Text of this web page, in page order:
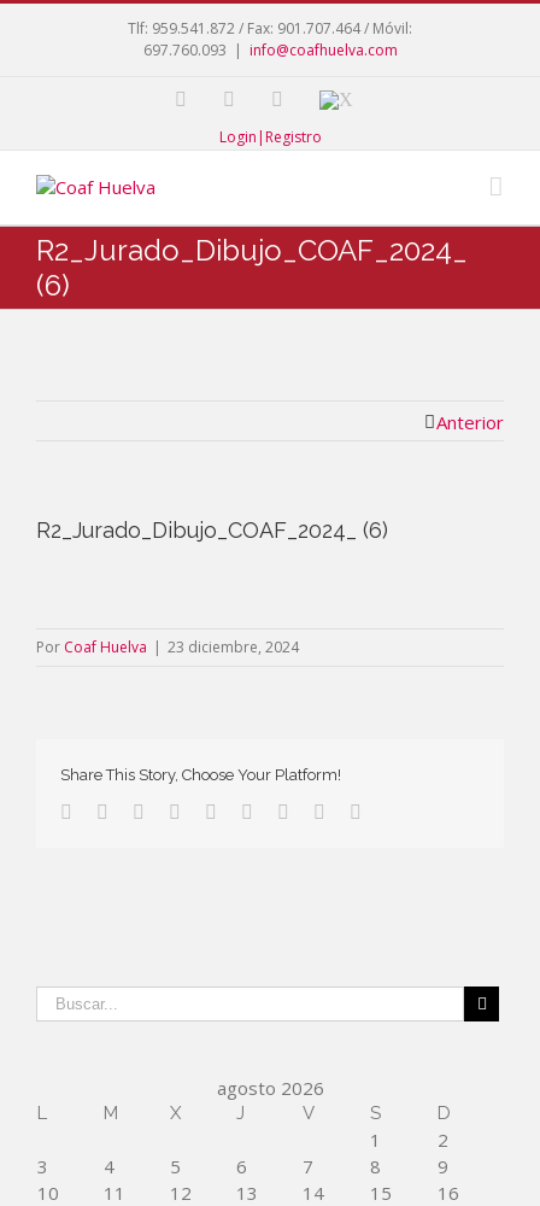
Tlf: 959.541.872 / Fax: 901.707.464 / Móvil:
697.760.093 | info@coafhuelva.com
Login|Registro
R2_Jurado_Dibujo_COAF_2024_
(6)
Anterior
R2_Jurado_Dibujo_COAF_2024_ (6)
Por Coaf Huelva | 23 diciembre, 2024
Share This Story, Choose Your Platform!
agosto 2026
L M X J V S D
1
2
3
4 5 6 7 8
9
10
11 12 13 14 15
16